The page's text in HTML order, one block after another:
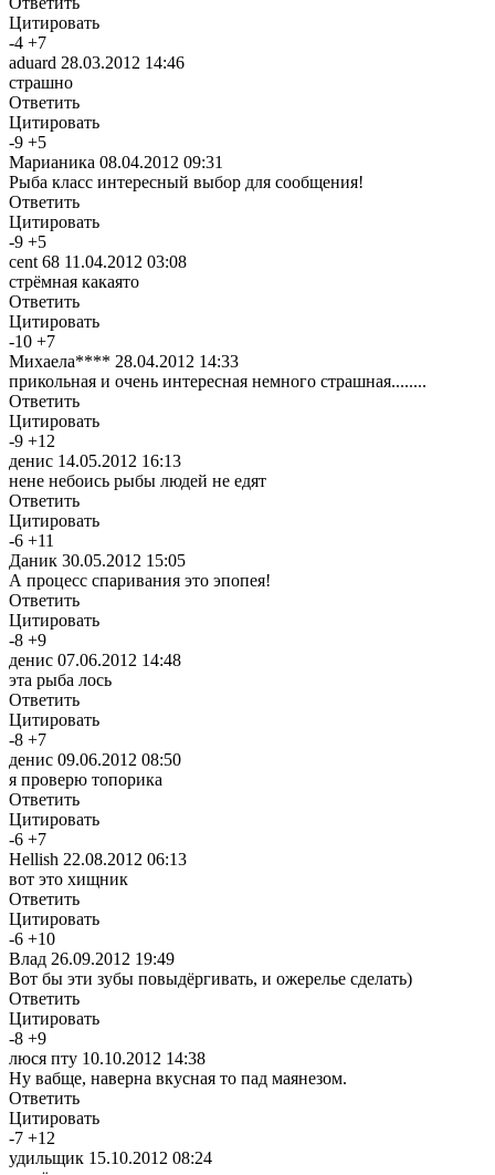
Цитировать
-4 +7
aduard 28.03.2012 14:46
страшно
Ответить
Цитировать
-9 +5
Марианика 08.04.2012 09:31
Рыба класс интересный выбор для сообщения!
Ответить
Цитировать
-9 +5
cent 68 11.04.2012 03:08
стрёмная какаято
Ответить
Цитировать
-10 +7
Михаела**** 28.04.2012 14:33
прикольная и очень интересная немного страшная........
Ответить
Цитировать
-9 +12
денис 14.05.2012 16:13
нене небоись рыбы людей не едят
Ответить
Цитировать
-6 +11
Даник 30.05.2012 15:05
А процесс спаривания это эпопея!
Ответить
Цитировать
-8 +9
денис 07.06.2012 14:48
эта рыба лось
Ответить
Цитировать
-8 +7
денис 09.06.2012 08:50
я проверю топорика
Ответить
Цитировать
-6 +7
Hellish 22.08.2012 06:13
вот это хищник
Ответить
Цитировать
-6 +10
Влад 26.09.2012 19:49
Вот бы эти зубы повыдёргивать, и ожерелье сделать)
Ответить
Цитировать
-8 +9
люся пту 10.10.2012 14:38
Ну вабще, наверна вкусная то пад маянезом.
Ответить
Цитировать
-7 +12
удильщик 15.10.2012 08:24